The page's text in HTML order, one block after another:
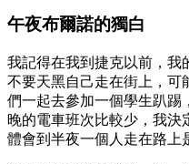
午夜布爾諾的獨白
我記得在我到捷克以前，我
不要天黑自己走在街上，可
們一起去參加一個學生趴踢
晚的電車班次比較少，我決
體會到半夜一個人走在路上